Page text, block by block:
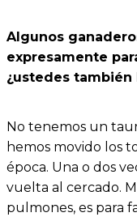
Algunos
expresamente
¿ustedes también
No tenemos un
hemos movido los
época. Una o dos
vuelta al cercado.
pulmones, es para